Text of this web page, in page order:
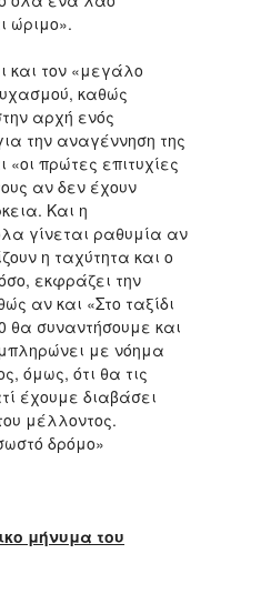
ώριμο».
και τον «μεγάλο
καθώς
αρχή ενός
την αναγέννηση της
πρώτες επιτυχίες
αν δεν έχουν
Και η
γίνεται ραθυμία αν
η ταχύτητα και ο
εκφράζει την
αν και «Στο ταξίδι
θα συναντήσουμε και
με νόημα
όμως, ότι θα τις
έχουμε διαβάσει
μέλλοντος.
δρόμο»
μήνυμα του